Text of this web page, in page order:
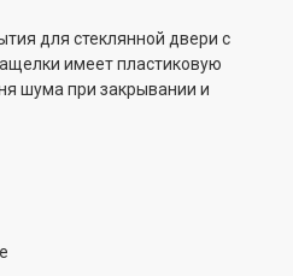
для стеклянной двери с
имеет пластиковую
шума при закрывании и